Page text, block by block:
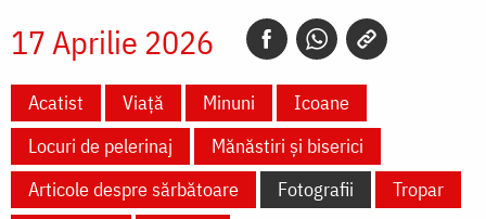
17 Aprilie 2026
Acatist Viață Minuni
Icoane
Locuri de pelerinaj
Mănăstiri și biserici
Articole despre sărbătoare
Fotografii
Tropar